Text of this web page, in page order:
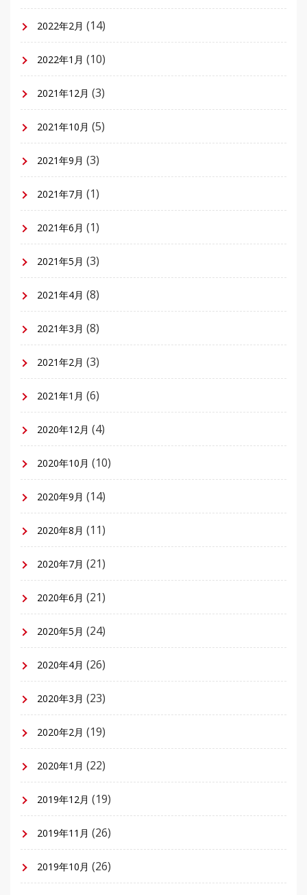
2022年2月 (14)
2022年1月 (10)
2021年12月 (3)
2021年10月 (5)
2021年9月 (3)
2021年7月 (1)
2021年6月 (1)
2021年5月 (3)
2021年4月 (8)
2021年3月 (8)
2021年2月 (3)
2021年1月 (6)
2020年12月 (4)
2020年10月 (10)
2020年9月 (14)
2020年8月 (11)
2020年7月 (21)
2020年6月 (21)
2020年5月 (24)
2020年4月 (26)
2020年3月 (23)
2020年2月 (19)
2020年1月 (22)
2019年12月 (19)
2019年11月 (26)
2019年10月 (26)